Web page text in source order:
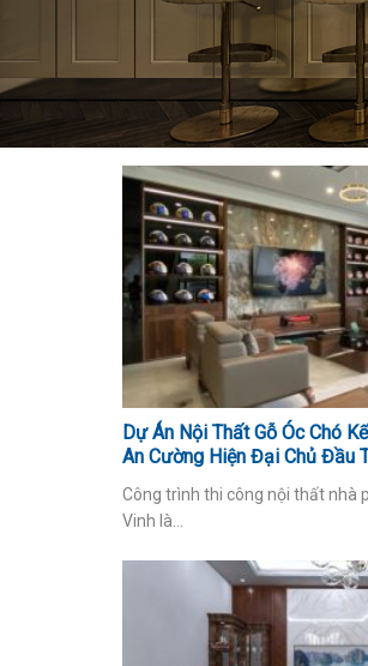
Dự Án Nội Thất Gỗ Óc Chó
An Cường Hiện Đại Chủ Đầu
Công trình thi công nội thất nhà
Vinh là...